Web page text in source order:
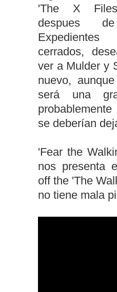
'The X
despues
cerrados,
ver a Mulder y
nuevo,
será una
se deberían
'Fear the
nos presenta
off the 'The
no tiene mala